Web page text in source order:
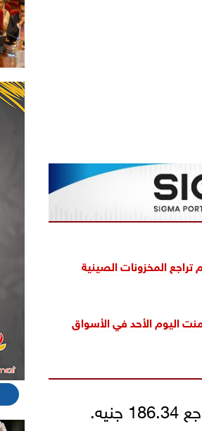
تراجع المخزونات الصينية
اليوم الأحد في الأسواق